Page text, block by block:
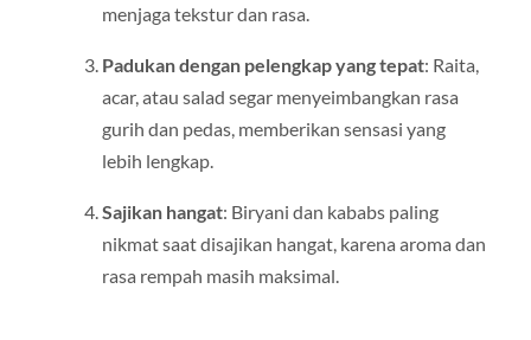
menjaga tekstur dan rasa.
Padukan dengan pelengkap yang tepat: Raita,
acar, atau salad segar menyeimbangkan rasa
gurih dan pedas, memberikan sensasi yang
lebih lengkap.
Sajikan hangat: Biryani dan kababs paling
nikmat saat disajikan hangat, karena aroma dan
rasa rempah masih maksimal.